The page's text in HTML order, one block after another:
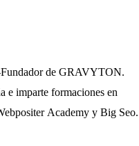
Fundador de GRAVYTON.
e imparte formaciones en
Academy y Big Seo.